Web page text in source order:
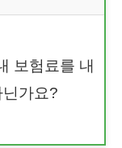
보험료를 내
닌가요?